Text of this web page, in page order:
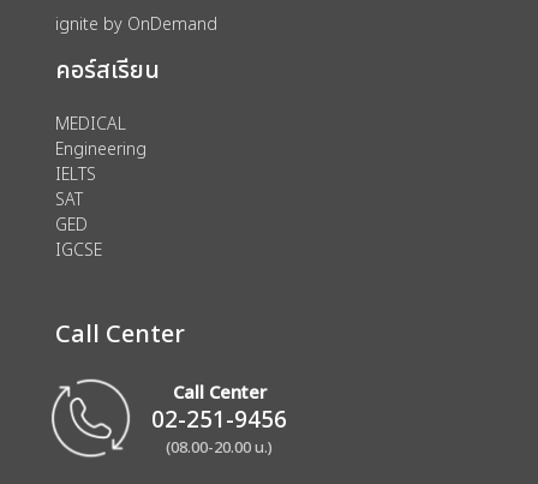
ignite by OnDemand
คอร์สเรียน
MEDICAL
Engineering
IELTS
SAT
GED
IGCSE
Call Center
Call Center
02-251-9456
(08.00-20.00 น.)